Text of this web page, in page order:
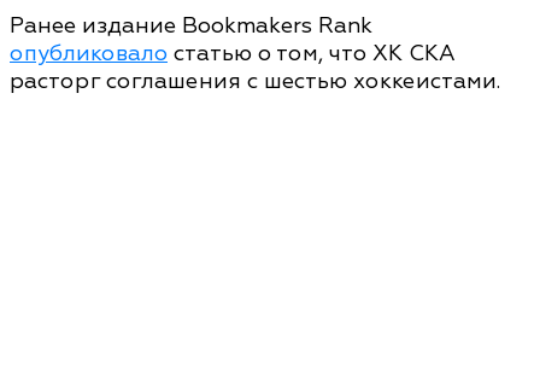
Ранее издание Bookmakers Rank
опубликовало статью о том, что ХК СКА
расторг соглашения с шестью хоккеистами.